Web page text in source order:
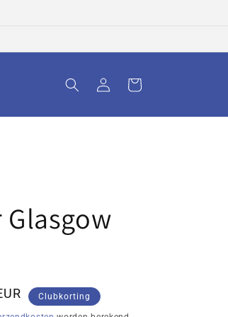
InloggenWinkelwagen
Glasgow
Clubkorting